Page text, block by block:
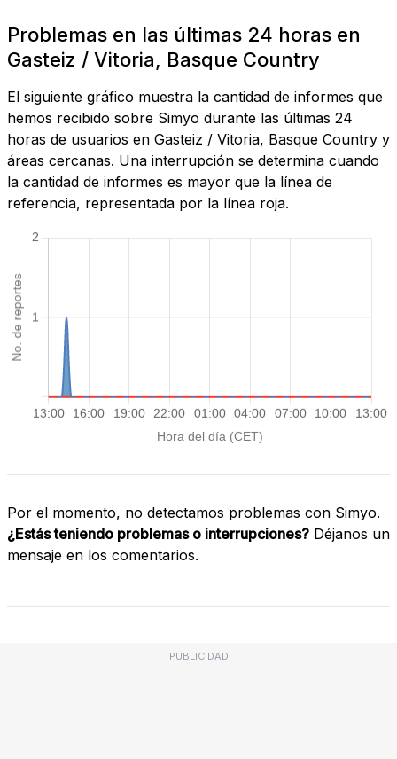
Problemas en las últimas 24 horas en
Gasteiz / Vitoria, Basque Country
El siguiente gráfico muestra la cantidad de informes que
hemos recibido sobre Simyo durante las últimas 24
horas de usuarios en Gasteiz / Vitoria, Basque Country y
áreas cercanas. Una interrupción se determina cuando
la cantidad de informes es mayor que la línea de
referencia, representada por la línea roja.
Por el momento, no detectamos problemas con Simyo.
¿Estás teniendo problemas o interrupciones? Déjanos un
mensaje en los comentarios.
PUBLICIDAD